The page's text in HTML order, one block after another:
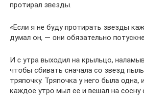
протирал звезды.
«Если я не буду протирать звезды
думал он, — они обязательно
И с утра выходил на крыльцо,
чтобы сбивать сначала со звезд
тряпочку. Тряпочка у него была одна,
каждое утро мыл ее и вешал на сосну